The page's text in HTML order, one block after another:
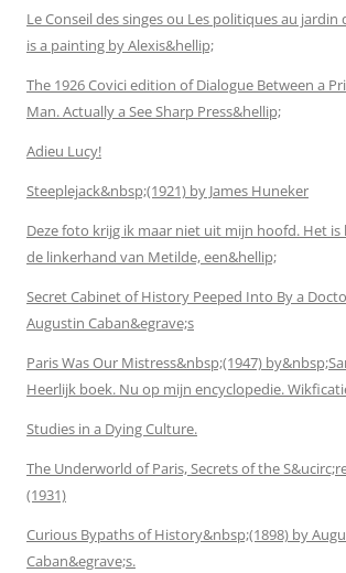
Le Conseil des singes ou Les politiques au jardin
is a painting by Alexis&hellip;
The 1926 Covici edition of Dialogue Between a
Man. Actually a See Sharp Press&hellip;
Adieu Lucy!
Steeplejack&nbsp;(1921) by James Huneker
Deze foto krijg ik maar niet uit mijn hoofd. Het is
de linkerhand van Metilde, een&hellip;
Secret Cabinet of History Peeped Into By a
Augustin Caban&egrave;s
Paris Was Our Mistress&nbsp;(1947)
Heerlijk boek. Nu op mijn encyclopedie.
Studies in a Dying Culture.
The Underworld of Paris, Secrets of the
(1931)
Curious Bypaths of History&nbsp;(1898) by
Caban&egrave;s.